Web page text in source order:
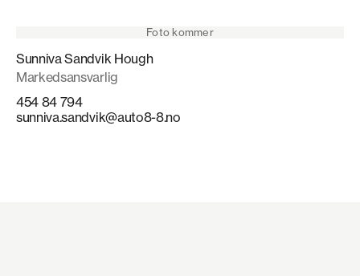
Foto kommer
Sunniva Sandvik Hough
Markedsansvarlig
454 84 794
sunniva.sandvik@auto8-8.no